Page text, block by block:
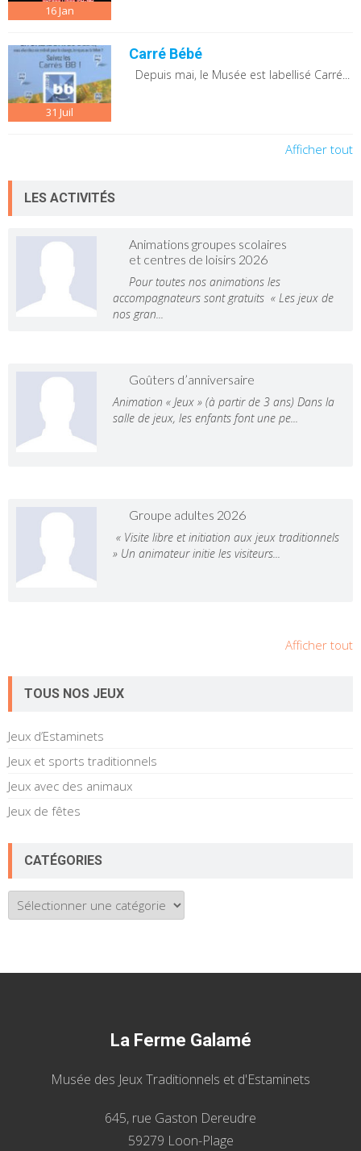
16Jan
31 Juil
Carré Bébé
Depuis mai, le Musée est labellisé Carré...
Afficher tout
LES ACTIVITÉS
Animations groupes scolaires
et centres de loisirs 2026
Pour toutes nos animations les
accompagnateurs sont gratuits « Les jeux de
nos gran...
Goûters d’anniversaire
Animation « Jeux » (à partir de 3 ans) Dans la
salle de jeux, les enfants font une pe...
Groupe adultes 2026
« Visite libre et initiation aux jeux traditionnels
» Un animateur initie les visiteurs...
Afficher tout
TOUS NOS JEUX
Jeux d’Estaminets
Jeux et sports traditionnels
Jeux avec des animaux
Jeux de fêtes
CATÉGORIES
Catégories
La Ferme Galamé
Musée des Jeux Traditionnels et d'Estaminets
645, rue Gaston Dereudre
59279 Loon-Plage